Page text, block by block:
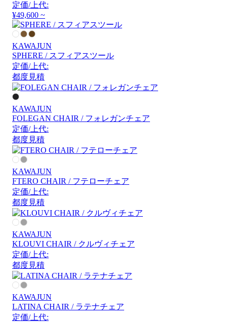
定価/上代:
¥49,600 ~
KAWAJUN
SPHERE / スフィアスツール
定価/上代:
都度見積
KAWAJUN
FOLEGAN CHAIR / フォレガンチェア
定価/上代:
都度見積
KAWAJUN
FTERO CHAIR / フテローチェア
定価/上代:
都度見積
KAWAJUN
KLOUVI CHAIR / クルヴィチェア
定価/上代:
都度見積
KAWAJUN
LATINA CHAIR / ラテナチェア
定価/上代: